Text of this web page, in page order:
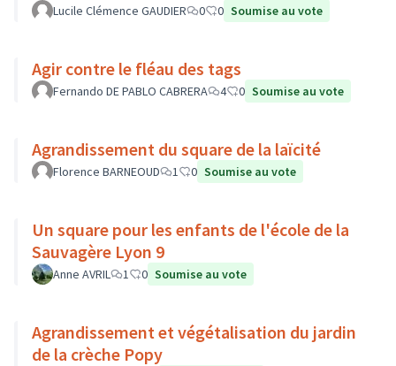
Lucile Clémence GAUDIER 0 0 Soumise au vote
Agir contre le fléau des tags
Fernando DE PABLO CABRERA 4 0 Soumise au vote
Agrandissement du square de la laïcité
Florence BARNEOUD 1 0 Soumise au vote
Un square pour les enfants de l'école de la
Sauvagère Lyon 9
Anne AVRIL 1 0 Soumise au vote
Agrandissement et végétalisation du jardin
de la crèche Popy